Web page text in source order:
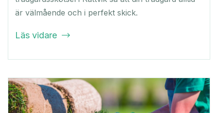
är välmående och i perfekt skick.
Läs vidare 